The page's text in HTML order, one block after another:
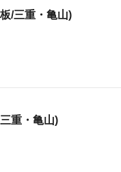
/三重・亀山)
重・亀山)